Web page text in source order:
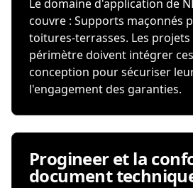
Le domaine d'application de
couvre : Supports maçonnés
toitures-terrasses. Les
périmètre doivent intégrer
conception pour sécuriser
l'engagement des garanties.
Progineer et la
document